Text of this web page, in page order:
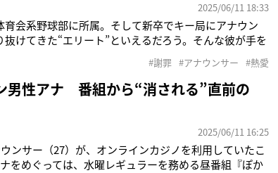
2025/06/11 18:33
会系野球部に所属。そして新卒でキー局にアナウン
けてきた“エリート”といえるだろう。そんな彼が手を
ご報告』という文書を発表した。山本賢太アナ（27）
#謝罪 #アナウンサー #熱愛
男性アナ 番組から“消される”直前の
2025/06/11 16:25
ンサー（27）が、オンラインカジノを利用していたこ
をめぐっては、水曜レギュラーを務める昼番組『ぽか